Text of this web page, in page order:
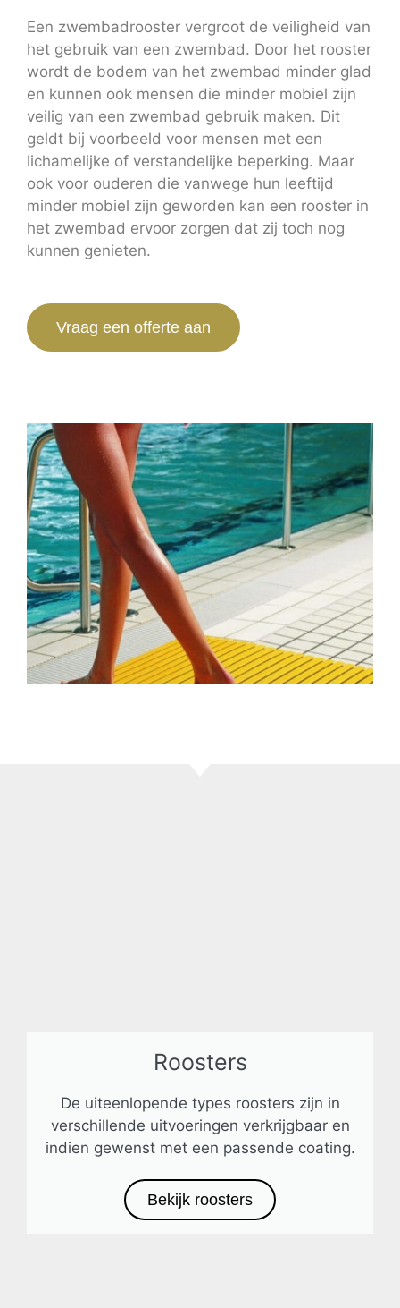
Een zwembadrooster vergroot de veiligheid van
het gebruik van een zwembad. Door het rooster
wordt de bodem van het zwembad minder glad
en kunnen ook mensen die minder mobiel zijn
veilig van een zwembad gebruik maken. Dit
geldt bij voorbeeld voor mensen met een
lichamelijke of verstandelijke beperking. Maar
ook voor ouderen die vanwege hun leeftijd
minder mobiel zijn geworden kan een rooster in
het zwembad ervoor zorgen dat zij toch nog
kunnen genieten.
Vraag een offerte aan
Roosters
De uiteenlopende types roosters zijn in
verschillende uitvoeringen verkrijgbaar en
indien gewenst met een passende coating.
Bekijk roosters